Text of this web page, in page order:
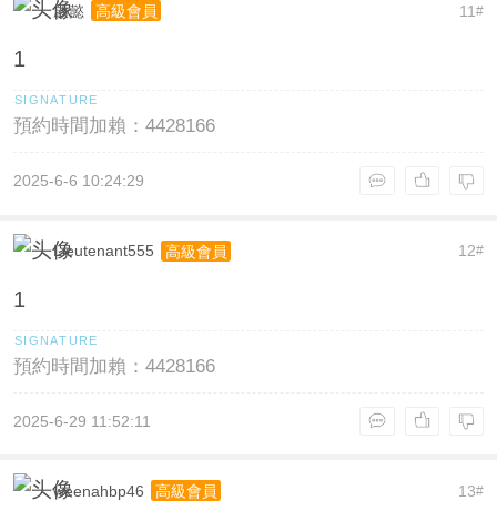
11#
啟懿 高級會員
1
預約時間加賴：4428166
2025-6-6 10:24:29
12#
Lieutenant555 高級會員
1
預約時間加賴：4428166
2025-6-29 11:52:11
13#
weenahbp46 高級會員